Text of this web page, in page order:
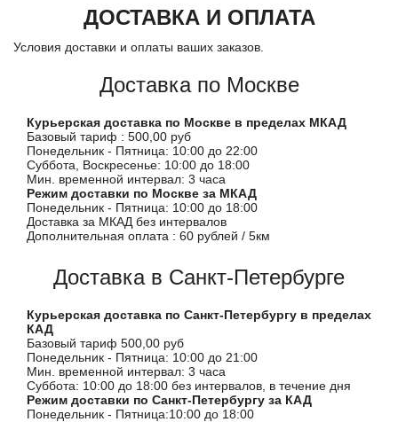
ДОСТАВКА И ОПЛАТА
Условия доставки и оплаты ваших заказов.
Доставка по Москве
Курьерская доставка по Москве в пределах МКАД
Базовый тариф : 500,00 руб
Понедельник - Пятница: 10:00 до 22:00
Суббота, Воскресенье: 10:00 до 18:00
Мин. временной интервал: 3 часа
Режим доставки по Москве за МКАД
Понедельник - Пятница: 10:00 до 18:00
Доставка за МКАД без интервалов
Дополнительная оплата : 60 рублей / 5км
Доставка в Санкт-Петербурге
Курьерская доставка по Санкт-Петербургу в пределах
КАД
Базовый тариф 500,00 руб
Понедельник - Пятница: 10:00 до 21:00
Мин. временной интервал: 3 часа
Суббота: 10:00 до 18:00 без интервалов, в течение дня
Режим доставки по Санкт-Петербургу за КАД
Понедельник - Пятница:10:00 до 18:00